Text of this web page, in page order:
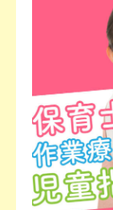
求人情報